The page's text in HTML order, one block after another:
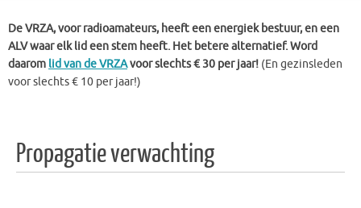
De VRZA, voor radioamateurs, heeft een energiek bestuur, en een
ALV waar elk lid een stem heeft. Het betere alternatief. Word
daarom lid van de VRZAvoor slechts € 30 per jaar! (En gezinsleden
voor slechts € 10 per jaar!)
Propagatie verwachting